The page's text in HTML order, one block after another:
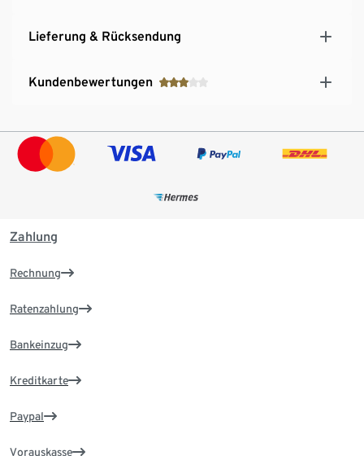
Lieferung & Rücksendung
Kundenbewertungen
Zahlung
Rechnung
Ratenzahlung
Bankeinzug
Kreditkarte
Paypal
Vorauskasse